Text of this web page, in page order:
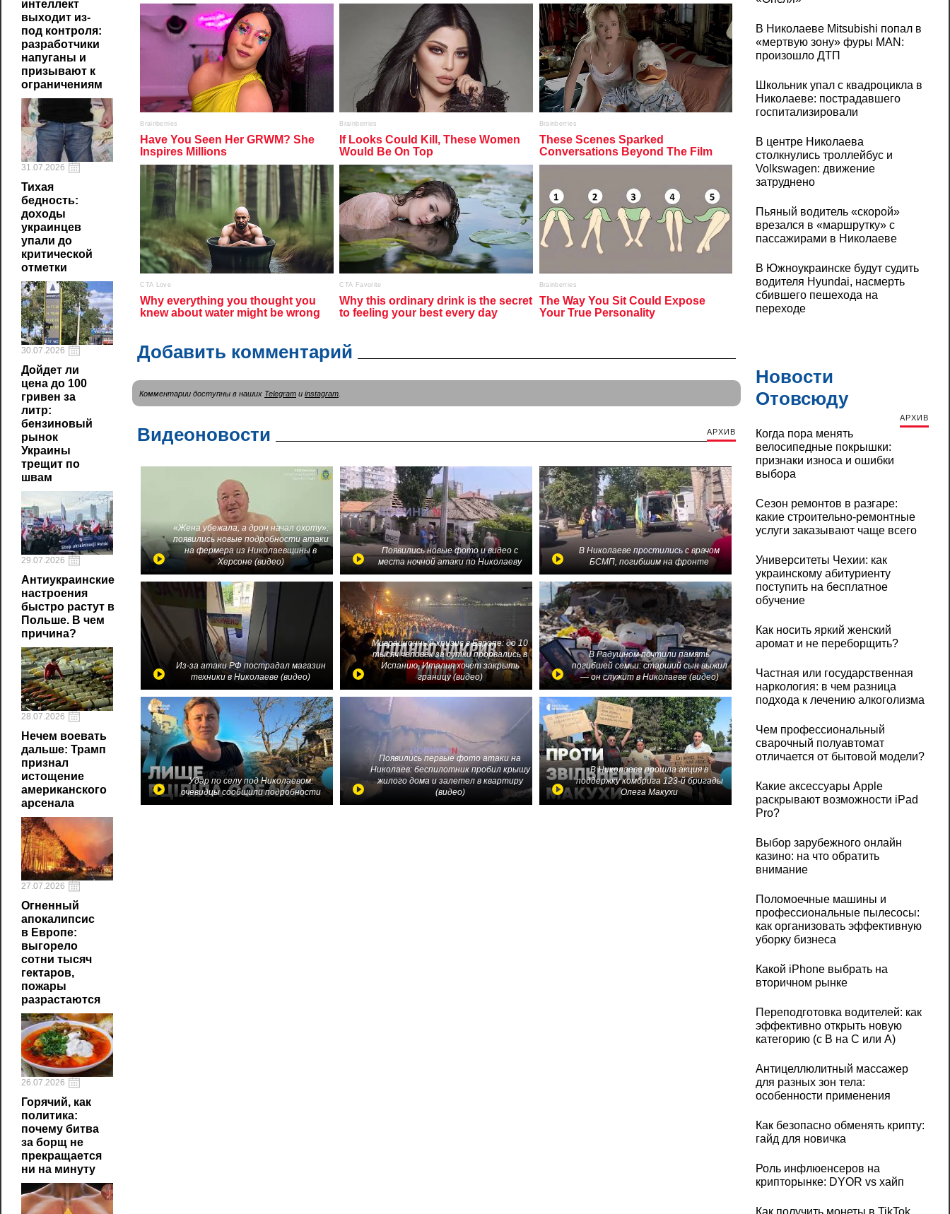
интеллект
выходит из-
под контроля:
разработчики
напуганы и
призывают к
ограничениям
31.07.2026
Тихая
бедность:
доходы
украинцев
упали до
критической
отметки
30.07.2026
Дойдет ли
цена до 100
гривен за
литр:
бензиновый
рынок
Украины
трещит по
швам
29.07.2026
Антиукраинские
настроения
быстро растут в
Польше. В чем
причина?
28.07.2026
Нечем воевать
дальше: Трамп
признал
истощение
американского
арсенала
27.07.2026
Огненный
апокалипсис
в Европе:
выгорело
сотни тысяч
гектаров,
пожары
разрастаются
26.07.2026
Горячий, как
политика:
почему битва
за борщ не
прекращается
ни на минуту
Добавить комментарий
Комментарии доступны в наших Telegram и instagram
Видеоновости АРХИВ
«Жена убежала, а дрон начал охоту»:
появились новые подробности атаки
на фермера из Николаевщины в
Херсоне (видео)
Появились новые фото и видео с
места ночной атаки по Николаеву
В Николаеве простились с врачом
БСМП, погибшим на фронте
Из-за атаки РФ пострадал магазин
техники в Николаеве (видео)
Миграционный кризис в Европе: до 10
тысяч человек за сутки прорвались в
Испанию, Италия хочет закрыть
границу (видео)
В Радушном почтили память
погибшей семьи: старший сын выжил
— он служит в Николаеве (видео)
Удар по селу под Николаевом:
очевидцы сообщили подробности
Появились первые фото атаки на
Николаев: беспилотник пробил крышу
жилого дома и залетел в квартиру
(видео)
В Николаеве прошла акция в
поддержку комбрига 123-й бригады
Олега Макухи
В Николаеве Mitsubishi попал в
«мертвую зону» фуры MAN:
произошло ДТП
Школьник упал с квадроцикла в
Николаеве: пострадавшего
госпитализировали
В центре Николаева
столкнулись троллейбус и
Volkswagen: движение
затруднено
Пьяный водитель «скорой»
врезался в «маршрутку» с
пассажирами в Николаеве
В Южноукраинске будут судить
водителя Hyundai, насмерть
сбившего пешехода на
переходе
Новости
Отовсюду
АРХИВ
Когда пора менять
велосипедные покрышки:
признаки износа и ошибки
выбора
Сезон ремонтов в разгаре:
какие строительно-ремонтные
услуги заказывают чаще всего
Университеты Чехии: как
украинскому абитуриенту
поступить на бесплатное
обучение
Как носить яркий женский
аромат и не переборщить?
Частная или государственная
наркология: в чем разница
подхода к лечению алкоголизма
Чем профессиональный
сварочный полуавтомат
отличается от бытовой модели?
Какие аксессуары Apple
раскрывают возможности iPad
Pro?
Выбор зарубежного онлайн
казино: на что обратить
внимание
Поломоечные машины и
профессиональные пылесосы:
как организовать эффективную
уборку бизнеса
Какой iPhone выбрать на
вторичном рынке
Переподготовка водителей: как
эффективно открыть новую
категорию (с B на C или А)
Антицеллюлитный массажер
для разных зон тела:
особенности применения
Как безопасно обменять крипту:
гайд для новичка
Роль инфлюенсеров на
крипторынке: DYOR vs хайп